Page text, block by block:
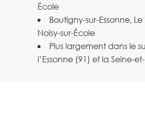
École
Boutigny-sur-Essonne,
Noisy-sur-École
Plus largement dans le
l’Essonne (91) et la Seine-